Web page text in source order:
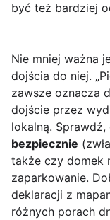
być też bardziej
Nie mniej ważna
dojścia do niej.
zawsze oznacza
dojście przez
lokalną.
bezpiecznie
także czy domek
zaparkowanie.
deklaracji z
różnych porach